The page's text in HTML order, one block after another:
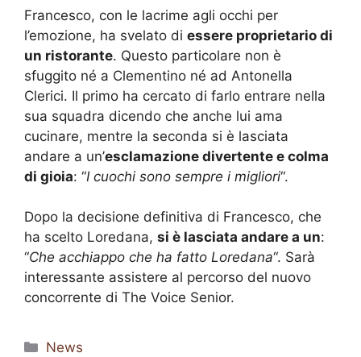
Francesco, con le lacrime agli occhi per
l’emozione, ha svelato di essere proprietario di
un ristorante. Questo particolare non è
sfuggito né a Clementino né ad Antonella
Clerici. Il primo ha cercato di farlo entrare nella
sua squadra dicendo che anche lui ama
cucinare, mentre la seconda si è lasciata
andare a un’esclamazione divertente e colma
di gioia: “I cuochi sono sempre i migliori“.
Dopo la decisione definitiva di Francesco, che
ha scelto Loredana, si è lasciata andare a un:
“Che acchiappo che ha fatto Loredana“. Sarà
interessante assistere al percorso del nuovo
concorrente di The Voice Senior.
Categorie
News